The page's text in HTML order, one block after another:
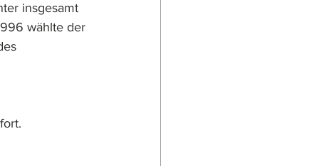
insgesamt
wählte der